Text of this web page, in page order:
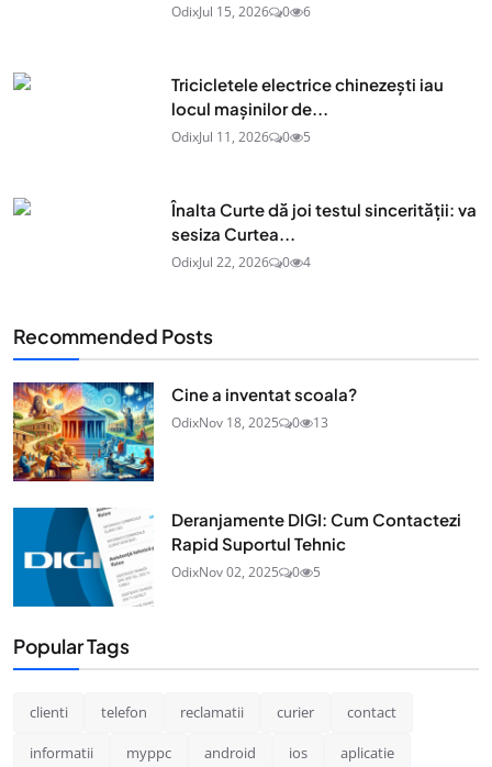
OdixJul 15, 2026 0 6
Tricicletele electrice chinezești iau
locul mașinilor de...
OdixJul 11, 2026 0 5
Înalta Curte dă joi testul sincerității: va
sesiza Curtea...
OdixJul 22, 2026 0 4
Recommended Posts
Cine a inventat scoala?
OdixNov 18, 2025 0 13
Deranjamente DIGI: Cum Contactezi
Rapid Suportul Tehnic
OdixNov 02, 2025 0 5
Popular Tags
clienti telefon reclamatii curier contact
informatii myppc android ios aplicatie